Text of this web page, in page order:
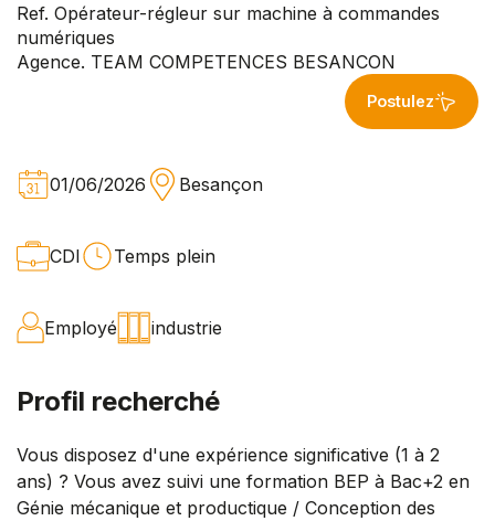
Ref. Opérateur-régleur sur machine à commandes
numériques
Agence. TEAM COMPETENCES BESANCON
Postulez
01/06/2026 Besançon
CDI Temps plein
Employé industrie
Profil recherché
Vous disposez d'une expérience significative (1 à 2
ans) ? Vous avez suivi une formation BEP à Bac+2 en
Génie mécanique et productique / Conception des